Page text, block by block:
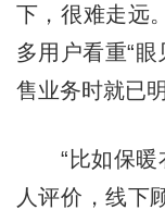
下，很难走远
多用户看重“
售业务时就已
“比如保暖
人评价，线下